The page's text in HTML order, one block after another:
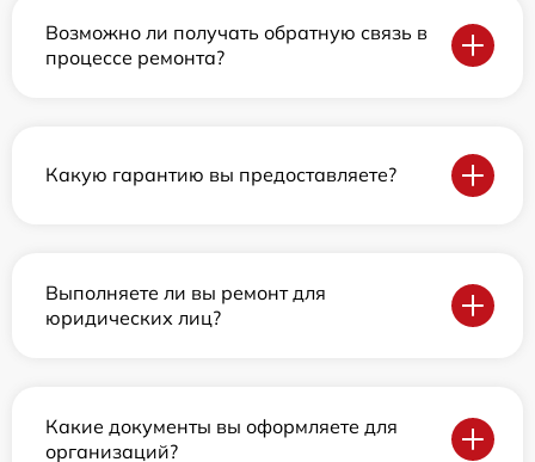
Возможно ли получать обратную связь в
процессе ремонта?
Какую гарантию вы предоставляете?
Выполняете ли вы ремонт для
юридических лиц?
Какие документы вы оформляете для
организаций?